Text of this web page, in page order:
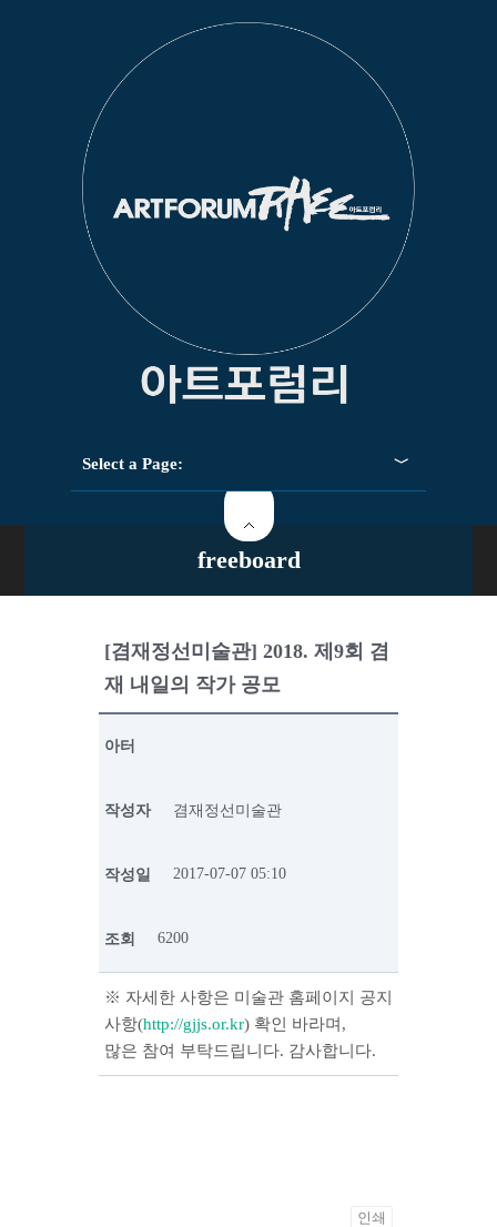
Select a Page:
freeboard
[겸재정선미술관] 2018. 제9회 겸
재 내일의 작가 공모
아터
작성자 겸재정선미술관
작성일 2017-07-07 05:10
조회 6200
※ 자세한 사항은 미술관 홈페이지 공지
사항(http://gjjs.or.kr) 확인 바라며,
많은 참여 부탁드립니다. 감사합니다.
인쇄